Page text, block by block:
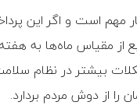
مهم است و اگر این
از مقیاس ماه‌ها به
بیشتر در نظام